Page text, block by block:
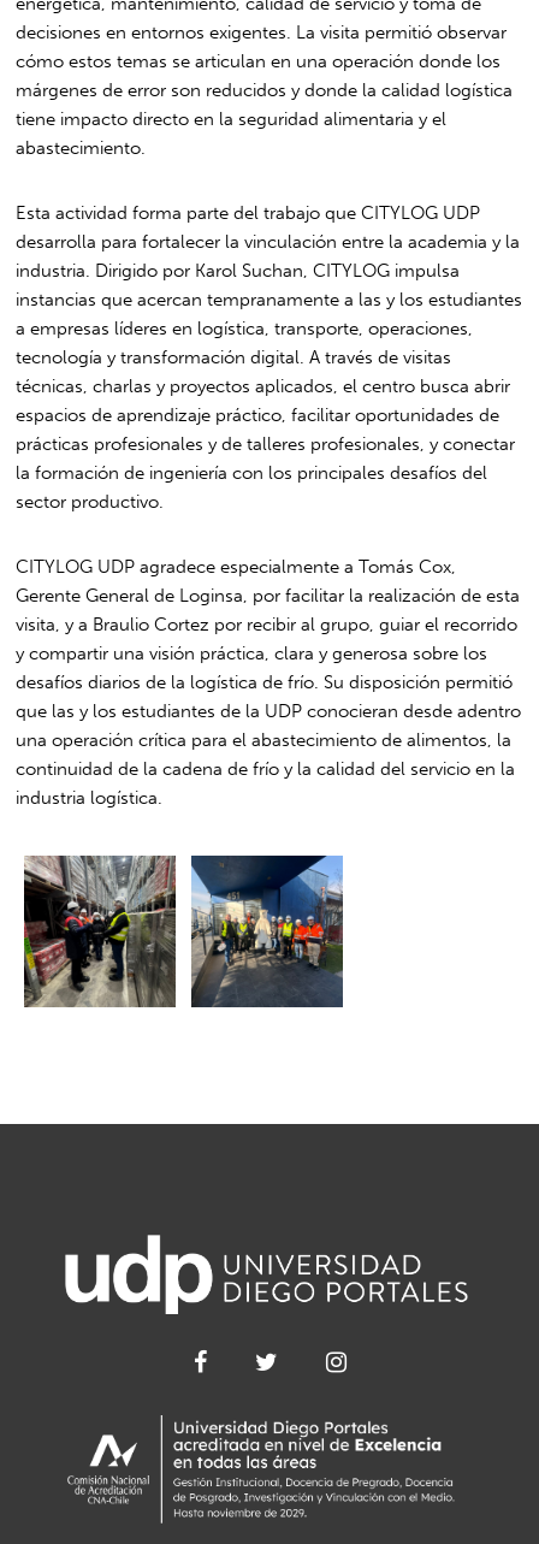
decisiones en entornos exigentes. La visita permitió observar
cómo estos temas se articulan en una operación donde los
márgenes de error son reducidos y donde la calidad logística
tiene impacto directo en la seguridad alimentaria y el
abastecimiento.
Esta actividad forma parte del trabajo que CITYLOG UDP
desarrolla para fortalecer la vinculación entre la academia y la
industria. Dirigido por Karol Suchan, CITYLOG impulsa
instancias que acercan tempranamente a las y los estudiantes
a empresas líderes en logística, transporte, operaciones,
tecnología y transformación digital. A través de visitas
técnicas, charlas y proyectos aplicados, el centro busca abrir
espacios de aprendizaje práctico, facilitar oportunidades de
prácticas profesionales y de talleres profesionales, y conectar
la formación de ingeniería con los principales desafíos del
sector productivo.
CITYLOG UDP agradece especialmente a Tomás Cox,
Gerente General de Loginsa, por facilitar la realización de esta
visita, y a Braulio Cortez por recibir al grupo, guiar el recorrido
y compartir una visión práctica, clara y generosa sobre los
desafíos diarios de la logística de frío. Su disposición permitió
que las y los estudiantes de la UDP conocieran desde adentro
una operación crítica para el abastecimiento de alimentos, la
continuidad de la cadena de frío y la calidad del servicio en la
industria logística.